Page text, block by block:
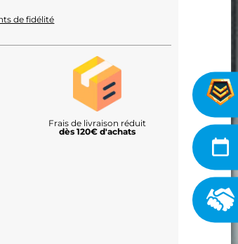
de fidélité
Frais de livraison réduit
dès 120€ d'achats